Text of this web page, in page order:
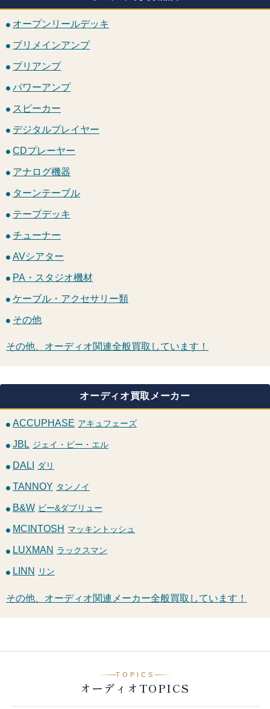
オープンリールデッキ
プリメインアンプ
プリアンプ
パワーアンプ
スピーカー
デジタルプレイヤー
CDプレーヤー
アナログ機器
ターンテーブル
テープデッキ
チューナー
AVシアター
PA・スタジオ機材
ケーブル・アクセサリー類
その他
その他、オーディオ関連全般買取しています！
オーディオ買取メーカー
ACCUPHASE アキュフェーズ
JBL ジェイ・ビー・エル
DALI ダリ
TANNOY タンノイ
B&W ビー&ダブリュー
MCINTOSH マッキントッシュ
LUXMAN ラックスマン
LINN リン
その他、オーディオ関連メーカー全般買取しています！
TOPICS
オーディオTOPICS